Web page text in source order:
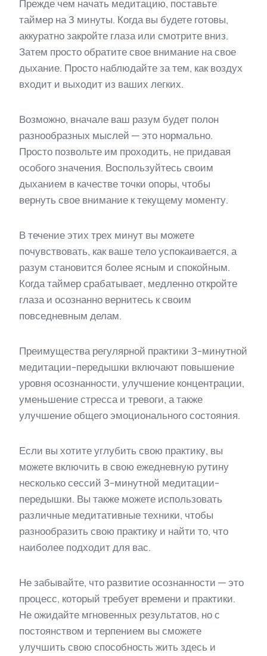
Прежде чем начать медитацию, поставьте
таймер на 3 минуты. Когда вы будете готовы,
аккуратно закройте глаза или смотрите вниз.
Затем просто обратите свое внимание на свое
дыхание. Просто наблюдайте за тем, как воздух
входит и выходит из ваших легких.
Возможно, вначале ваш разум будет полон
разнообразных мыслей — это нормально.
Просто позвольте им проходить, не придавая
особого значения. Воспользуйтесь своим
дыханием в качестве точки опоры, чтобы
вернуть свое внимание к текущему моменту.
В течение этих трех минут вы можете
почувствовать, как ваше тело успокаивается, а
разум становится более ясным и спокойным.
Когда таймер срабатывает, медленно откройте
глаза и осознанно вернитесь к своим
повседневным делам.
Преимущества регулярной практики 3-минутной
медитации-передышки включают повышение
уровня осознанности, улучшение концентрации,
уменьшение стресса и тревоги, а также
улучшение общего эмоционального состояния.
Если вы хотите углубить свою практику, вы
можете включить в свою ежедневную рутину
несколько сессий 3-минутной медитации-
передышки. Вы также можете использовать
различные медитативные техники, чтобы
разнообразить свою практику и найти то, что
наиболее подходит для вас.
Не забывайте, что развитие осознанности — это
процесс, который требует времени и практики.
Не ожидайте мгновенных результатов, но с
постоянством и терпением вы сможете
улучшить свою способность жить здесь и